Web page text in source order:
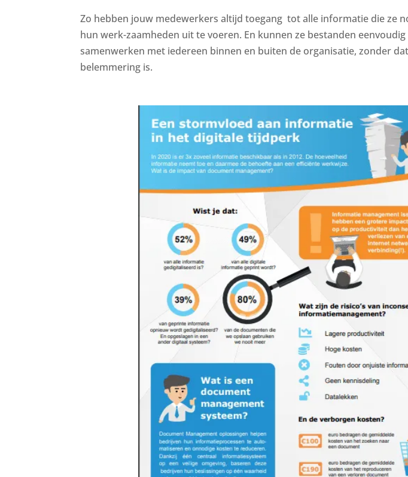
Zo hebben jouw medewerkers altijd toegang tot alle informatie die ze
hun werk-zaamheden uit te voeren. En kunnen ze bestanden eenvoudig
samenwerken met iedereen binnen en buiten de organisatie, zonder
belemmering is.